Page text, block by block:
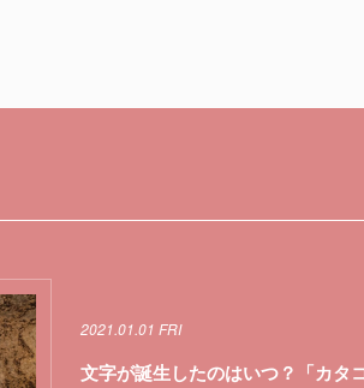
2021.01.01 FRI
文字が誕生したのはいつ？「カタ